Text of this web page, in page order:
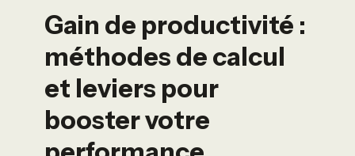
Gain de productivité :
méthodes de calcul
et leviers pour
booster votre